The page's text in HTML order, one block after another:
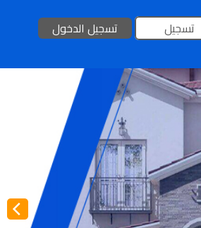
تسجيل تسجيل الدخول